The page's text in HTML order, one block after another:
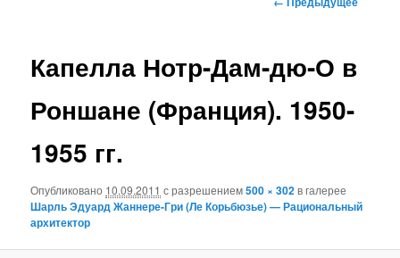
содержимому
Капелла Нотр-Дам-дю-О в
Роншане (Франция). 1950-
1955 гг.
Опубликовано 10.09.2011 с разрешением500 × 302в галерее
Шарль Эдуард Жаннере-Гри (Ле Корьбюзье) — Рациональный
архитектор